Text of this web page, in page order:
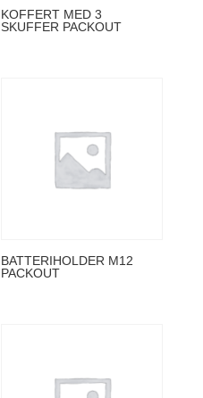
KOFFERT MED 3
SKUFFER PACKOUT
BATTERIHOLDER M12
PACKOUT